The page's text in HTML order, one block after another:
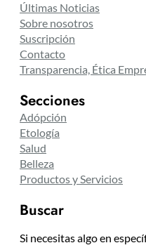
Últimas Noticias
Sobre nosotros
Suscripción
Contacto
Transparencia, Ética
Secciones
Adópción
Etología
Salud
Belleza
Productos y Servicios
Buscar
Si necesitas algo en